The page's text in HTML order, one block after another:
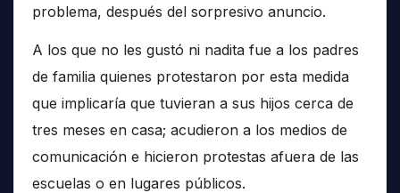
problema, después del sorpresivo anuncio.
A los que no les gustó ni nadita fue a los padres
de familia quienes protestaron por esta medida
que implicaría que tuvieran a sus hijos cerca de
tres meses en casa; acudieron a los medios de
comunicación e hicieron protestas afuera de las
escuelas o en lugares públicos.